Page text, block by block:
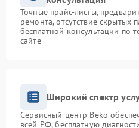
Точные прайс-листы,
ремонта, отсутствие скрытых
бесплатной консультации по
сайте
Широкий спектр
Сервисный центр Beko
всей РФ, бесплатную